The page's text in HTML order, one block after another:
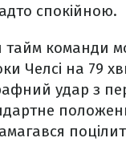
спокійною.
тайм команди
Челсі на 79
удар з